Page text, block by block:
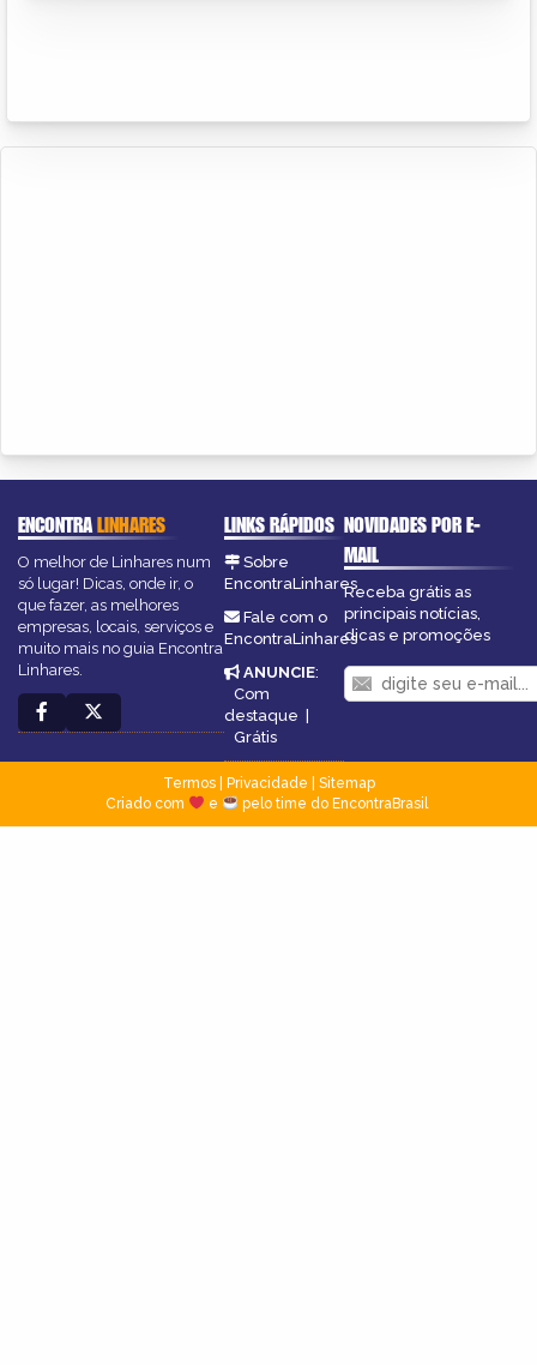
ENCONTRALINHARES
O melhor de Linhares num
só lugar! Dicas, onde ir, o
que fazer, as melhores
empresas, locais, serviços e
muito mais no guia Encontra
Linhares.
LINKS RÁPIDOS
Sobre
EncontraLinhares
Fale com o
EncontraLinhares
ANUNCIE:
Com
destaque |
Grátis
NOVIDADES POR E-
MAIL
Receba grátis as
principais notícias,
dicas e promoções
Termos| Privacidade
Sitemap
Criado com
e pelo time do EncontraBrasil